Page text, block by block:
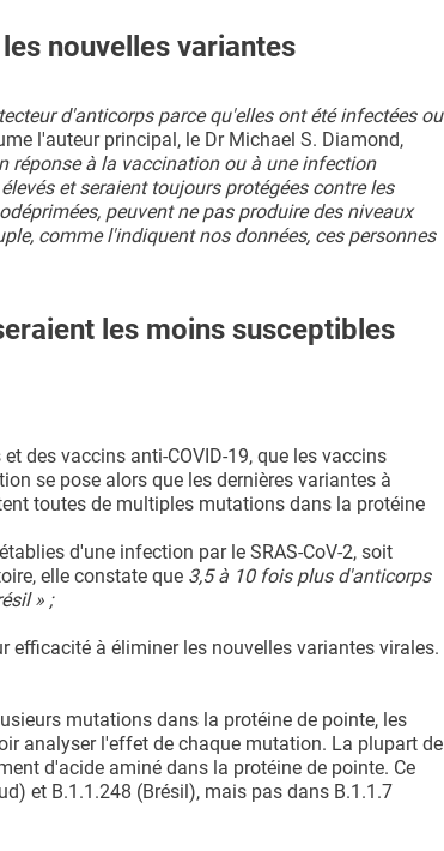
nouvelles variantes
d'anticorps parce qu'elles ont été infectées ou
l'auteur principal, le Dr Michael S. Diamond,
réponse à la vaccination ou à une infection
et seraient toujours protégées contre les
peuvent ne pas produire des niveaux
comme l'indiquent nos données, ces personnes
les moins susceptibles
des vaccins anti-COVID-19, que les vaccins
se pose alors que les dernières variantes à
toutes de multiples mutations dans la protéine
d'une infection par le SRAS-CoV-2, soit
elle constate que 3,5 à 10 fois plus d'anticorps
» ;
efficacité à éliminer les nouvelles variantes virales.
mutations dans la protéine de pointe, les
analyser l'effet de chaque mutation. La plupart de
d'acide aminé dans la protéine de pointe. Ce
et B.1.1.248 (Brésil), mais pas dans B.1.1.7